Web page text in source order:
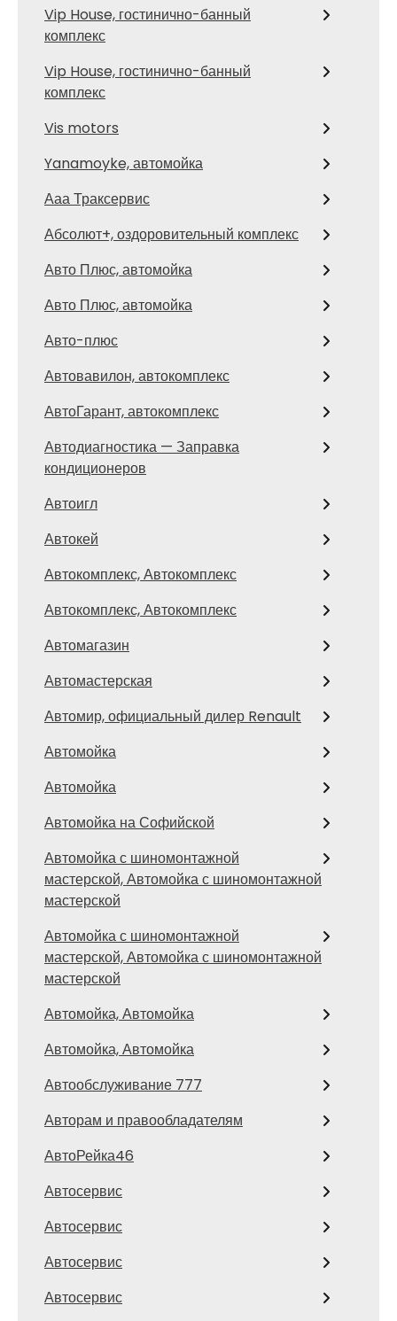
Vip House, гостинично-банный
комплекс
Vip House, гостинично-банный
комплекс
Vis motors
Yanamoyke, автомойка
Ааа Траксервис
Абсолют+, оздоровительный комплекс
Авто Плюс, автомойка
Авто Плюс, автомойка
Авто-плюс
Автовавилон, автокомплекс
АвтоГарант, автокомплекс
Автодиагностика — Заправка
кондиционеров
Автоигл
Автокей
Автокомплекс, Автокомплекс
Автокомплекс, Автокомплекс
Автомагазин
Автомастерская
Автомир, официальный дилер Renault
Автомойка
Автомойка
Автомойка на Софийской
Автомойка с шиномонтажной
мастерской, Автомойка с шиномонтажной
мастерской
Автомойка с шиномонтажной
мастерской, Автомойка с шиномонтажной
мастерской
Автомойка, Автомойка
Автомойка, Автомойка
Автообслуживание 777
Авторам и правообладателям
АвтоРейка46
Автосервис
Автосервис
Автосервис
Автосервис